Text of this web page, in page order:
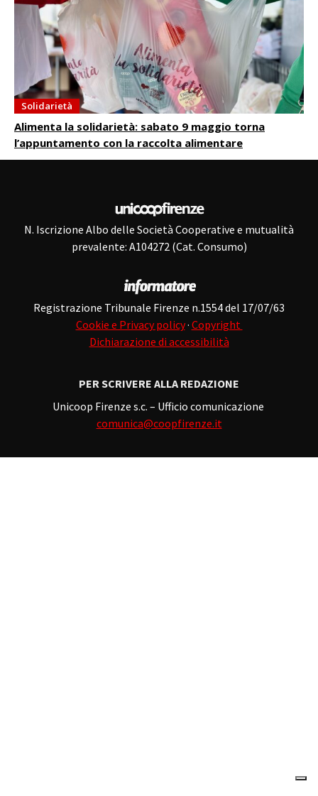
Solidarietà
Alimenta la solidarietà: sabato 9 maggio torna
l’appuntamento con la raccolta alimentare
N. Iscrizione Albo delle Società Cooperative e mutualità
prevalente: A104272 (Cat. Consumo)
Registrazione Tribunale Firenze n.1554 del 17/07/63
Cookie e Privacy policy· Copyright
Dichiarazione di accessibilità
PER SCRIVERE ALLA REDAZIONE
Unicoop Firenze s.c. – Ufficio comunicazione
comunica@coopfirenze.it